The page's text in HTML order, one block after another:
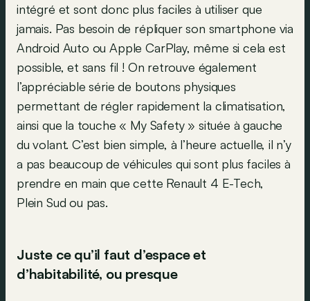
intégré et sont donc plus faciles à utiliser que
jamais. Pas besoin de répliquer son smartphone via
Android Auto ou Apple CarPlay, même si cela est
possible, et sans fil ! On retrouve également
l’appréciable série de boutons physiques
permettant de régler rapidement la climatisation,
ainsi que la touche « My Safety » située à gauche
du volant. C’est bien simple, à l’heure actuelle, il n’y
a pas beaucoup de véhicules qui sont plus faciles à
prendre en main que cette Renault 4 E-Tech,
Plein Sud ou pas.
Juste ce qu’il faut d’espace et
d’habitabilité, ou presque